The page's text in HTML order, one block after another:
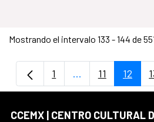
Mostrando el intervalo 133 - 144 de
Página
1 ...PáginasPágina
11 12
CCEMX | CENTRO CULTURAL